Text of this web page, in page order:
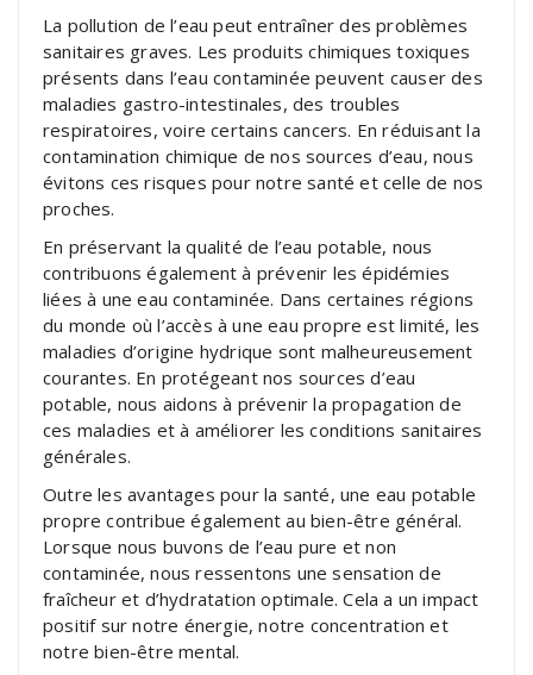
La pollution de l’eau peut entraîner des problèmes
sanitaires graves. Les produits chimiques toxiques
présents dans l’eau contaminée peuvent causer des
maladies gastro-intestinales, des troubles
respiratoires, voire certains cancers. En réduisant la
contamination chimique de nos sources d’eau, nous
évitons ces risques pour notre santé et celle de nos
proches.
En préservant la qualité de l’eau potable, nous
contribuons également à prévenir les épidémies
liées à une eau contaminée. Dans certaines régions
du monde où l’accès à une eau propre est limité, les
maladies d’origine hydrique sont malheureusement
courantes. En protégeant nos sources d’eau
potable, nous aidons à prévenir la propagation de
ces maladies et à améliorer les conditions sanitaires
générales.
Outre les avantages pour la santé, une eau potable
propre contribue également au bien-être général.
Lorsque nous buvons de l’eau pure et non
contaminée, nous ressentons une sensation de
fraîcheur et d’hydratation optimale. Cela a un impact
positif sur notre énergie, notre concentration et
notre bien-être mental.